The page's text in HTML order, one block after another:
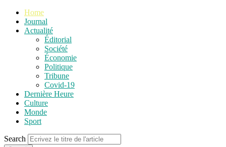
Home
Journal
Actualité
Éditorial
Société
Économie
Politique
Tribune
Covid-19
Dernière Heure
Culture
Monde
Sport
Search